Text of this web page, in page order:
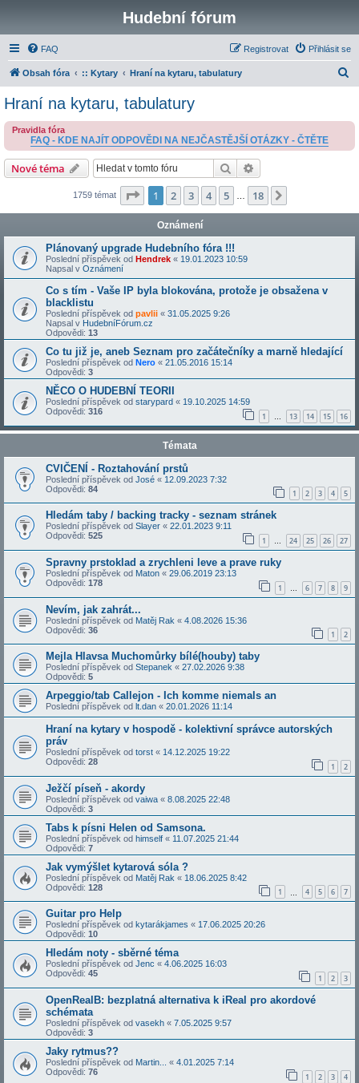
Hudební fórum
FAQ Přihlásit se
Registrovat
Obsah fóra :: Kytary Hraní na kytaru, tabulatury
a
Hraní na kytaru, tabulatury
Pravidla fóra
FAQ - KDE NAJÍT ODPOVĚDI NA NEJČASTĚJŠÍ OTÁZKY - ČTĚTE
Nové téma Hledat
1759 témat Stránka z 18
1 2 3 4 5 18
Oznámení
Plánovaný upgrade Hudebního fóra !!!
Poslední příspěvek od Hendrek « 19.01.2023 10:59
Napsal v Oznámení
Co s tím - Vaše IP byla blokována, protože je obsažena v
blacklistu
Poslední příspěvek od pavlii « 31.05.2025 9:26
Napsal v HudebníFórum.cz
Odpovědi: 13
Co tu již je, aneb Seznam pro začátečníky a marně hledající
Poslední příspěvek od Nero « 21.05.2016 15:14
Odpovědi: 3
NĚCO O HUDEBNÍ TEORII
Poslední příspěvek od starypard « 19.10.2025 14:59
Odpovědi: 316 1 … 13 14 15 16
Témata
CVIČENÍ - Roztahování prstů
Poslední příspěvek od José « 12.09.2023 7:32
Odpovědi: 84 1 2 3 4 5
Hledám taby / backing tracky - seznam stránek
Poslední příspěvek od Slayer « 22.01.2023 9:11
Odpovědi: 525 1 … 24 25 26 27
Spravny prstoklad a zrychleni leve a prave ruky
Poslední příspěvek od Maton « 29.06.2019 23:13
Odpovědi: 178 1 … 6 7 8 9
Nevím, jak zahrát...
Poslední příspěvek od Matěj Rak « 4.08.2026 15:36
Odpovědi: 36 1 2
Mejla Hlavsa Muchomůrky bílé(houby) taby
Poslední příspěvek od Stepanek « 27.02.2026 9:38
Odpovědi: 5
Arpeggio/tab Callejon - Ich komme niemals an
Poslední příspěvek od lt.dan « 20.01.2026 11:14
Hraní na kytary v hospodě - kolektivní správce autorských
práv
Poslední příspěvek od torst « 14.12.2025 19:22
Odpovědi: 28 1 2
Ježčí píseň - akordy
Poslední příspěvek od vaiwa « 8.08.2025 22:48
Odpovědi: 3
Tabs k písni Helen od Samsona.
Poslední příspěvek od himself « 11.07.2025 21:44
Odpovědi: 7
Jak vymýšlet kytarová sóla ?
Poslední příspěvek od Matěj Rak « 18.06.2025 8:42
Odpovědi: 128 1 4 5 6 7
Guitar pro Help
Poslední příspěvek od kytarákjames « 17.06.2025 20:26
Odpovědi: 10
Hledám noty - sběrné téma
Poslední příspěvek od Jenc « 4.06.2025 16:03
Odpovědi: 45 1 2 3
OpenRealB: bezplatná alternativa k iReal pro akordové
schémata
Poslední příspěvek od vasekh « 7.05.2025 9:57
Odpovědi: 3
Jaky rytmus??
Poslední příspěvek od Martin... « 4.01.2025 7:14
Odpovědi: 76 1 2 3 4